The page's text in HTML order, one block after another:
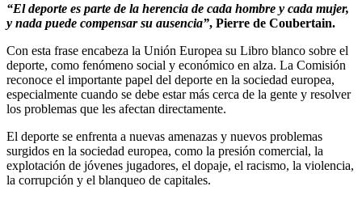
“El deporte es parte de la herencia de cada hombre y cada mujer,
y nada puede compensar su ausencia”, Pierre de Coubertain.
Con esta frase encabeza la Unión Europea su Libro blanco sobre el
deporte, como fenómeno social y económico en alza. La Comisión
reconoce el importante papel del deporte en la sociedad europea,
especialmente cuando se debe estar más cerca de la gente y resolver
los problemas que les afectan directamente.
El deporte se enfrenta a nuevas amenazas y nuevos problemas
surgidos en la sociedad europea, como la presión comercial, la
explotación de jóvenes jugadores, el dopaje, el racismo, la violencia,
la corrupción y el blanqueo de capitales.